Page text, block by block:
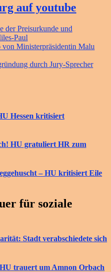
auf youtube
der Preisurkunde und
Paul
Ministerpräsidentin Malu
durch Jury-Sprecher
Hessen kritisiert
HU gratuliert HR zum
– HU kritisiert Eile
für soziale
Stadt verabschiedete sich
HU trauert um Amnon Orbach